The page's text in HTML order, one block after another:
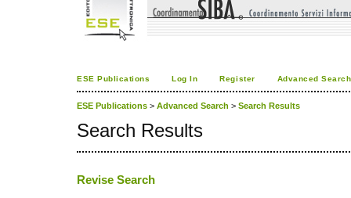
ESE Publications Log In Register Advanced Search
ESE Publications > Advanced Search > Search Results
Search Results
Revise Search